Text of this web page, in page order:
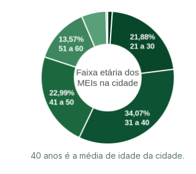
40 anos é a média de idade da cidade.